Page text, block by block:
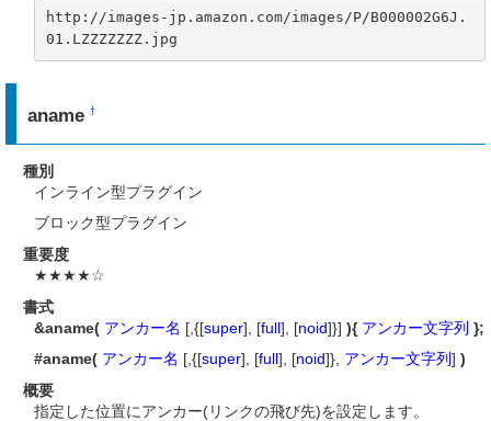
http://images-jp.amazon.com/images/P/B000002G6J.
01.LZZZZZZZ.jpg
aname†
種別
インライン型プラグイン
ブロック型プラグイン
重要度
★★★★☆
書式
&aname( アンカー名 [,{[super], [full], [noid]}] ){ アンカー文字列 };
#aname( アンカー名 [,{[super], [full], [noid]}, アンカー文字列] )
概要
指定した位置にアンカー(リンクの飛び先)を設定します。